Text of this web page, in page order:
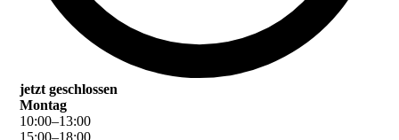
jetzt geschlossen
Montag
10:00–13:00